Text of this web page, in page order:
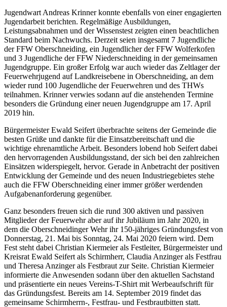
Jugendwart Andreas Krinner konnte ebenfalls von einer engagierten
Jugendarbeit berichten. Regelmäßige Ausbildungen,
Leistungsabnahmen und der Wissenstest zeigten einen beachtlichen
Standard beim Nachwuchs. Derzeit seien insgesamt 7 Jugendliche
der FFW Oberschneiding, ein Jugendlicher der FFW Wolferkofen
und 3 Jugendliche der FFW Niederschneiding in der gemeinsamen
Jugendgruppe. Ein großer Erfolg war auch wieder das Zeltlager der
Feuerwehrjugend auf Landkreisebene in Oberschneiding, an dem
wieder rund 100 Jugendliche der Feuerwehren und des THWs
teilnahmen. Krinner verwies sodann auf die anstehenden Termine
besonders die Gründung einer neuen Jugendgruppe am 17. April
2019 hin.
Bürgermeister Ewald Seifert überbrachte seitens der Gemeinde die
besten Grüße und dankte für die Einsatzbereitschaft und die
wichtige ehrenamtliche Arbeit. Besonders lobend hob Seifert dabei
den hervorragenden Ausbildungsstand, der sich bei den zahlreichen
Einsätzen widerspiegelt, hervor. Gerade in Anbetracht der positiven
Entwicklung der Gemeinde und des neuen Industriegebietes stehe
auch die FFW Oberschneiding einer immer größer werdenden
Aufgabenanforderung gegenüber.
Ganz besonders freuen sich die rund 300 aktiven und passiven
Mitglieder der Feuerwehr aber auf ihr Jubiläum im Jahr 2020, in
dem die Oberschneidinger Wehr ihr 150-jähriges Gründungsfest von
Donnerstag, 21. Mai bis Sonntag, 24. Mai 2020 feiern wird. Dem
Fest steht dabei Christian Kiermeier als Festleiter, Bürgermeister und
Kreisrat Ewald Seifert als Schirmherr, Claudia Anzinger als Festfrau
und Theresa Anzinger als Festbraut zur Seite. Christian Kiermeier
informierte die Anwesenden sodann über den aktuellen Sachstand
und präsentierte ein neues Vereins-T-Shirt mit Werbeaufschrift für
das Gründungsfest. Bereits am 14. September 2019 findet das
gemeinsame Schirmherrn-, Festfrau- und Festbrautbitten statt.